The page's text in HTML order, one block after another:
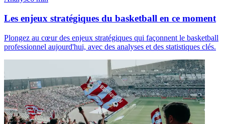
Les enjeux stratégiques du basketball en ce moment
Plongez au cœur des enjeux stratégiques qui façonnent le basketball
professionnel aujourd'hui, avec des analyses et des statistiques clés.